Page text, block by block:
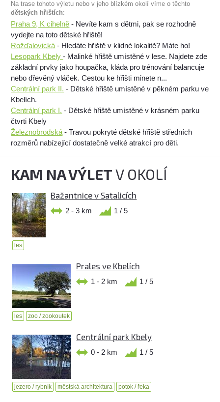
Na trase tohoto výletu nebo v jeho blízkém okolí víme o těchto
dětských hřištích:
Praha 9, K cihelně - Nevíte kam s dětmi, pak se rozhodně
vydejte na toto dětské hřiště!
Rožďalovická - Hledáte hřiště v klidné lokalitě? Máte ho!
Lesopark Kbely- Malinké hřiště umístěné v lese. Najdete zde
základní prvky jako houpačka, kláda pro trénování balancuje
nebo dřevěný vláček. Cestou ke hřišti minete n...
Centrální park II. - Dětské hřiště umístěné v pěkném parku ve
Kbelích.
Centrální park I. - Dětské hřiště umístěné v krásném parku
čtvrti Kbely
Železnobrodská - Travou pokryté dětské hřiště středních
rozměrů nabízející dostatečně velké atrakcí pro děti.
KAM NA VÝLETV OKOLÍ
Bažantnice v Satalicích
2 - 3 km 1 / 5
les
Prales ve Kbelích
1 - 2 km 1 / 5
les zoo / zookoutek
Centrální park Kbely
0 - 2 km 1 / 5
jezero / rybník městská architektura potok / řeka